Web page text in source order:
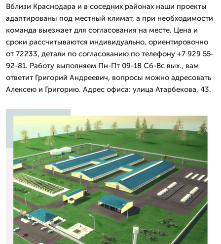
Вблизи Краснодара и в соседних районах наши проекты
адаптированы под местный климат, а при необходимости
команда выезжает для согласования на месте. Цена и
сроки рассчитываются индивидуально, ориентировочно
от 72233, детали по согласованию по телефону +7 929 55-
92-81. Работу выполняем Пн-Пт 09-18 Сб-Вс вых., вам
ответит Григорий Андреевич, вопросы можно адресовать
Алексею и Григорию. Адрес офиса: улица Атарбекова, 43.